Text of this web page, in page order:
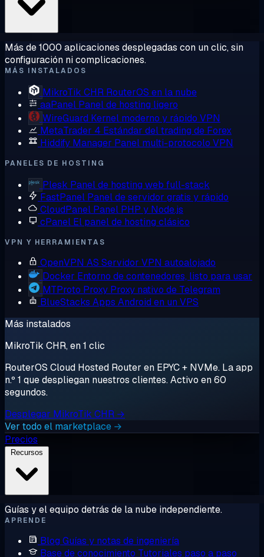
Más de 1000 aplicaciones desplegadas con un clic, sin
configuración ni complicaciones.
MÁS INSTALADOS
MikroTik CHR RouterOS en la nube
aaPanel Panel de hosting ligero
WireGuard Kernel moderno y rápido VPN
MetaTrader 4 Estándar del trading de Forex
Hiddify Manager Panel multi-protocolo VPN
PANELES DE HOSTING
Plesk Panel de hosting web full-stack
FastPanel Panel de servidor gratis y rápido
CloudPanel Panel PHP y Node.js
cPanel El panel de hosting clásico
VPN Y HERRAMIENTAS
OpenVPN AS Servidor VPN autoalojado
Docker Entorno de contenedores, listo para usar
MTProto Proxy Proxy nativo de Telegram
BlueStacks Apps Android en un VPS
Más instalados
MikroTik CHR, en 1 clic
RouterOS Cloud Hosted Router en EPYC + NVMe. La app
n.º 1 que despliegan nuestros clientes. Activo en 60
segundos.
Desplegar MikroTik CHR →
Ver todo el marketplace →
Precios
Guías y el equipo detrás de la nube independiente.
APRENDE
Blog Guías y notas de ingeniería
Base de conocimiento Tutoriales paso a paso